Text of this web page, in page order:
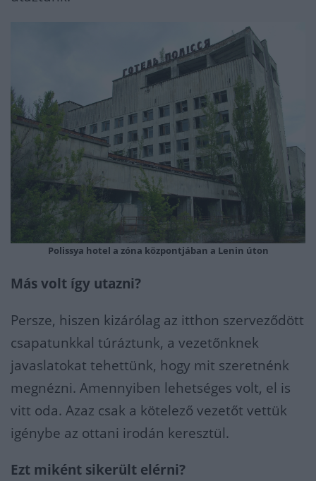
Polissya hotel a zóna központjában a Lenin úton
Más volt így utazni?
Persze, hiszen kizárólag az itthon szerveződött
csapatunkkal túráztunk, a vezetőnknek
javaslatokat tehettünk, hogy mit szeretnénk
megnézni. Amennyiben lehetséges volt, el is
vitt oda. Azaz csak a kötelező vezetőt vettük
igénybe az ottani irodán keresztül.
Ezt miként sikerült elérni?